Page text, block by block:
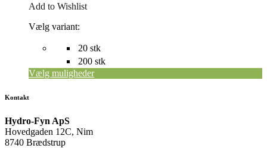
20 stk
200 stk
Vælg variant:
Vælg muligheder
Add to Wishlist
Kontakt
Hydro-Fyn ApS
Hovedgaden 12C, Nim
8740 Brædstrup